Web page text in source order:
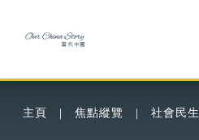
主頁 焦點縱覽 社會民生